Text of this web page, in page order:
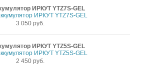
ИРКУТ YTZ7S-GEL
3 050 руб.
ИРКУТ YTZ5S-GEL
2 450 руб.